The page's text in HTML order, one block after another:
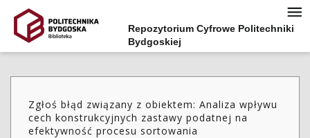
Repozytorium Cyfrowe Politechniki
Bydgoskiej
Zgłoś błąd związany z obiektem: Analiza wpływu
cech konstrukcyjnych zastawy podatnej na
efektywność procesu sortowania